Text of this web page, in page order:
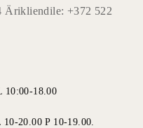
Ärikliendile: +372 522
10:00-18.00
20.00 P 10-19.00.